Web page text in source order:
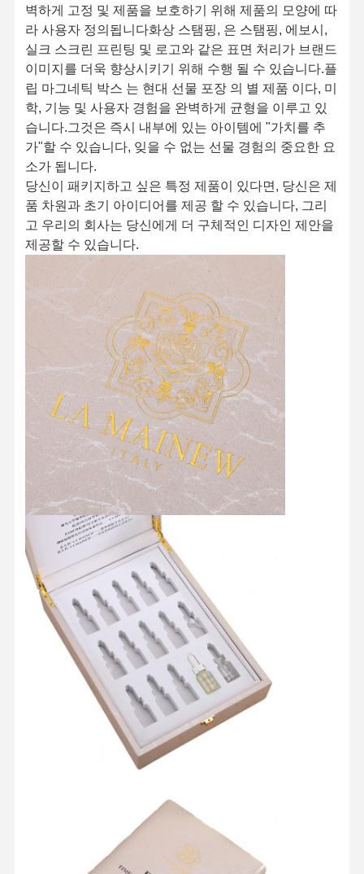
홈 제품 소개 회사 소개
품질 관리 연락처
미용 포장 상자
식품 포장 상자
맞춤형 의류 포장
전자 제품 패키징
벽하게 고정 및 제품을 보호하기 위해 제품의 모양에 따
라 사용자 정의됩니다화상 스탬핑, 은 스탬핑, 에보시,
실크 스크린 프린팅 및 로고와 같은 표면 처리가 브랜드
이미지를 더욱 향상시키기 위해 수행 될 수 있습니다.플
립 마그네틱 박스 는 현대 선물 포장 의 별 제품 이다, 미
학, 기능 및 사용자 경험을 완벽하게 균형을 이루고 있
습니다.그것은 즉시 내부에 있는 아이템에 "가치를 추
가"할 수 있습니다, 잊을 수 없는 선물 경험의 중요한 요
소가 됩니다.
당신이 패키지하고 싶은 특정 제품이 있다면, 당신은 제
품 차원과 초기 아이디어를 제공 할 수 있습니다, 그리
고 우리의 회사는 당신에게 더 구체적인 디자인 제안을
제공할 수 있습니다.